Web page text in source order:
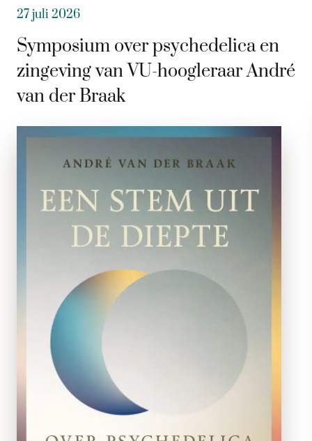
27 juli 2026
Symposium over psychedelica en
zingeving van VU-hoogleraar André
van der Braak